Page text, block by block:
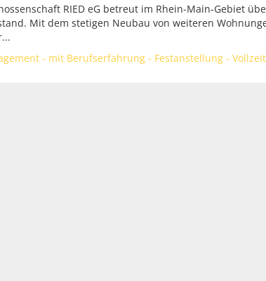
RIED eG betreut im Rhein-Main-Gebiet
Mit dem stetigen Neubau von weiteren
- mit Berufserfahrung - Festanstellung - Vollzeit